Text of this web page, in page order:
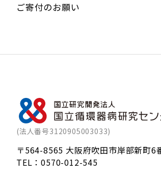
ご寄付のお願い
(法人番号3120905003033)
〒564-8565 大阪府吹田市岸部新町6
TEL：0570-012-545